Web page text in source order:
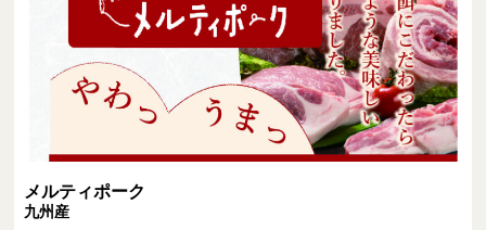
メルティポーク
九州産